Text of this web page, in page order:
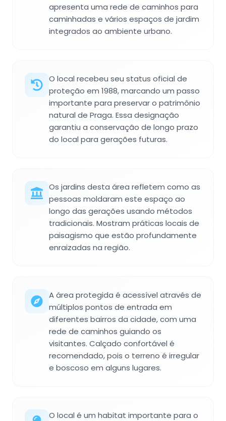
apresenta uma rede de caminhos para
caminhadas e vários espaços de jardim
integrados ao ambiente urbano.
O local recebeu seu status oficial de
proteção em 1988, marcando um passo
importante para preservar o patrimônio
natural de Praga. Essa designação
garantiu a conservação de longo prazo
do local para gerações futuras.
Os jardins desta área refletem como as
pessoas moldaram este espaço ao
longo das gerações usando métodos
tradicionais. Mostram práticas locais de
paisagismo que estão profundamente
enraizadas na região.
A área protegida é acessível através de
múltiplos pontos de entrada em
diferentes bairros da cidade, com uma
rede de caminhos guiando os
visitantes. Calçado confortável é
recomendado, pois o terreno é irregular
e boscoso em alguns lugares.
O local é um habitat importante para o